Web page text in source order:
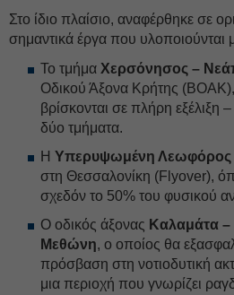
Στο ίδιο πλαίσιο, αναφέρθηκε σε
σημαντικά έργα που υλοποιούνται
Το τμήμα Χερσόνησος –
Οδικού Άξονα Κρήτης (ΒΟΑΚ),
βρίσκονται σε πλήρη
δύο τμήματα.
Η Υπερυψωμένη Λεωφόρος
στη Θεσσαλονίκη (Flyover),
σχεδόν το 50% του φυσικού
Ο οδικός άξονας Καλαμάτα –
Μεθώνη, ο οποίος θα
πρόσβαση στη νοτιοδυτική
μια περιοχή που γνωρίζει